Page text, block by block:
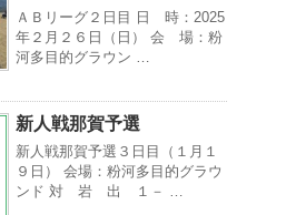
ＡＢリーグ２日目 日 時：2025
年２月２６日（日） 会 場：粉
河多目的グラウン …
新人戦那賀予選
新人戦那賀予選３日目（１月１
９日） 会場：粉河多目的グラウ
ンド 対 岩 出 １－ …